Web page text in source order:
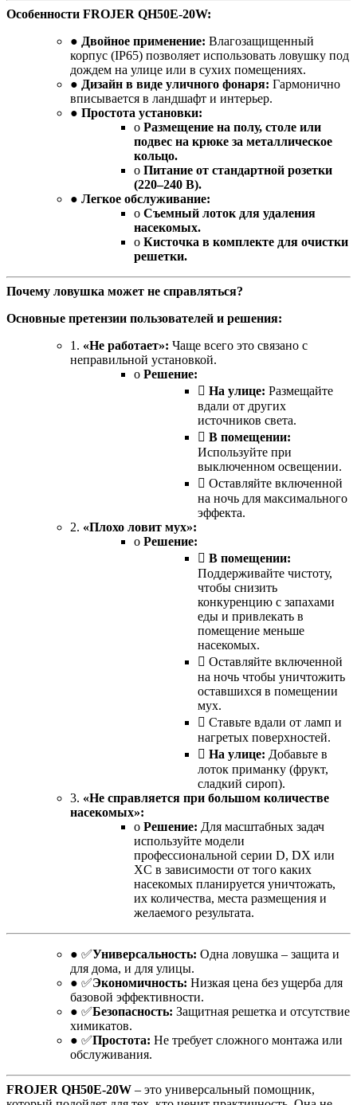
Особенности FROJER QH50E-20W:
● Двойное применение: Влагозащищенный
корпус (IP65) позволяет использовать ловушку под
дождем на улице или в сухих помещениях.
● Дизайн в виде уличного фонаря: Гармонично
вписывается в ландшафт и интерьер.
● Простота установки:
o Размещение на полу, столе или
подвес на крюке за металлическое
кольцо.
o Питание от стандартной розетки
(220–240 В).
● Легкое обслуживание:
o Съемный лоток для удаления
насекомых.
o Кисточка в комплекте для очистки
решетки.
Почему ловушка может не справляться?
Основные претензии пользователей и решения:
1. «Не работает»: Чаще всего это связано с
неправильной установкой.
o Решение:
 На улице: Размещайте
вдали от других
источников света.
 В помещении:
Используйте при
выключенном освещении.
 Оставляйте включенной
на ночь для максимального
эффекта.
2. «Плохо ловит мух»:
o Решение:
 В помещении:
Поддерживайте чистоту,
чтобы снизить
конкуренцию с запахами
еды и привлекать в
помещение меньше
насекомых.
 Оставляйте включенной
на ночь чтобы уничтожить
оставшихся в помещении
мух.
 Ставьте вдали от ламп и
нагретых поверхностей.
 На улице: Добавьте в
лоток приманку (фрукт,
сладкий сироп).
3. «Не справляется при большом количестве
насекомых»:
o Решение: Для масштабных задач
используйте модели
профессиональной серии D, DX или
XC в зависимости от того каких
насекомых планируется уничтожать,
их количества, места размещения и
желаемого результата.
● ✅Универсальность: Одна ловушка – защита и
для дома, и для улицы.
● ✅Экономичность: Низкая цена без ущерба для
базовой эффективности.
● ✅Безопасность: Защитная решетка и отсутствие
химикатов.
● ✅Простота: Не требует сложного монтажа или
обслуживания.
FROJER QH50E-20W – это универсальный помощник,